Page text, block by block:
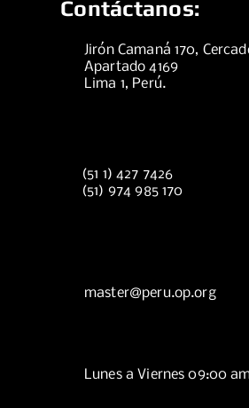
Contáctanos:
Jirón Camaná 170,
Apartado 4169
Lima 1, Perú.
(51 1) 427 7426
(51) 974 985 170
master@peru.op.org
Lunes a Viernes 09:00